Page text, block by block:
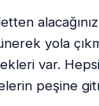
yola
var.
peşine